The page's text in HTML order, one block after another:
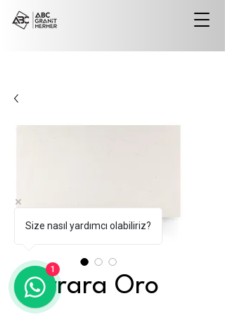
Carrara Oro
Size nasıl yardımcı olabiliriz?
1